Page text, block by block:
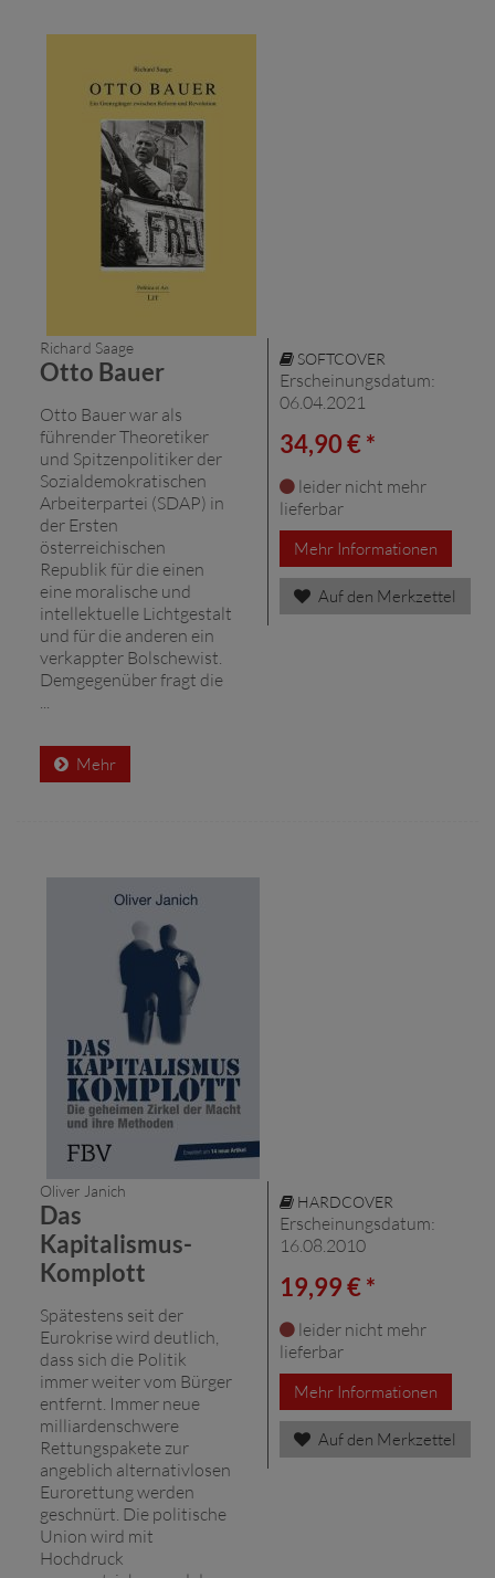
Richard Saage
Otto Bauer
Otto Bauer war als
führender Theoretiker
und Spitzenpolitiker der
Sozialdemokratischen
Arbeiterpartei (SDAP) in
der Ersten
österreichischen
Republik für die einen
eine moralische und
intellektuelle Lichtgestalt
und für die anderen ein
verkappter Bolschewist.
Demgegenüber fragt die
Mehr
SOFTCOVER
Erscheinungsdatum:
06.04.2021
34,90 € *
leider nicht mehr
lieferbar
Mehr Informationen
Auf den Merkzettel
Oliver Janich
Das
Kapitalismus-
Komplott
Spätestens seit der
Eurokrise wird deutlich,
dass sich die Politik
immer weiter vom Bürger
entfernt. Immer neue
milliardenschwere
Rettungspakete zur
angeblich alternativlosen
Eurorettung werden
geschnürt. Die politische
Union wird mit
Hochdruck
HARDCOVER
Erscheinungsdatum:
16.08.2010
19,99 € *
leider nicht mehr
lieferbar
Mehr Informationen
Auf den Merkzettel